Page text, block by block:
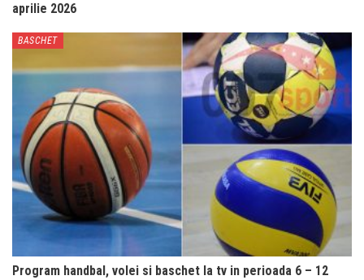
aprilie 2026
BASCHET
Program handbal, volei si baschet la tv in perioada 6 – 12